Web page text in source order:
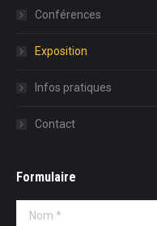
Conférences
Exposition
Infos pratiques
Contact
Formulaire
Nom *